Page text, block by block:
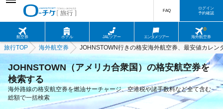
航空券 ホテル JALツアー エンタメツアー 海外航空券
FAQ
ログイン
予約確認
旅行TOP 海外航空券 JOHNSTOWN行きの格安海外航空券、最安値カレン
JOHNSTOWN（アメリカ合衆国）の格安航空券を
検索する
海外路線の格安航空券を燃油サーチャージ、空港税や諸手数料など全て含む
総額で一括検索